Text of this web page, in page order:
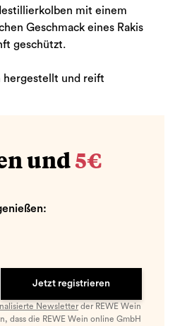
mit einem
Geschmack eines Rakis
geschützt.
hergestellt und reift
und 5€
Jetzt registrieren
Newsletterder REWE Wein
dass die REWE Wein online GmbH